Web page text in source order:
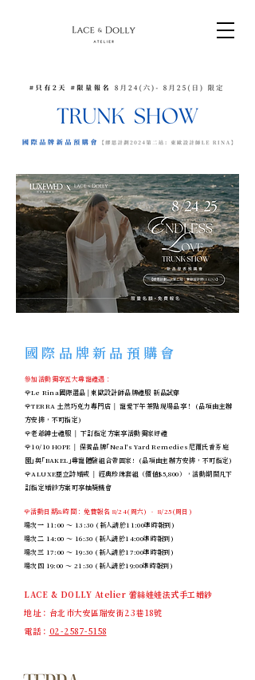
國際品牌新品預購會
參加活動獨享五大尊寵禮遇：
🌹Le Rina國際選品│東歐設計師品牌禮服 新品試穿
🌹TERRA 土然巧克力專門店 │ 寵愛下午茶點現場品享！ (品項由主辦
方安排，不可指定)
🌹老爺紳士禮服 │ 下訂指定方案享活動獨家好禮
🌹10/10 HOPE │ 保養品牌「Neal's Yard Remedies尼爾氏香芬庭
園」與「BAKEL」尊寵體驗組合帶回家! (品項由主辦方安排，不可指定)
🌹ALUXE亞立詩婚戒 │ 經典珍珠套組（價值$5,800），活動期間凡下
訂指定婚紗方案可享抽獎機會
🌹活動日期&時間： 免費報名 8/24(周六) ‧ 8/25(周日)
場次一 11:00 ～ 13:30 (新人請於11:00準時報到)
場次二 14:00 ～ 16:30 (新人請於14:00準時報到)
場次三 17:00 ～ 19:30 (新人請於17:00準時報到)
場次四 19:00 ～ 21:30 (新人請於19:00準時報到)
LACE & DOLLY Atelier 蕾絲娃娃法式手工婚紗
地址：台北市大安區瑞安街23巷18號
電話： 02-2587-5158